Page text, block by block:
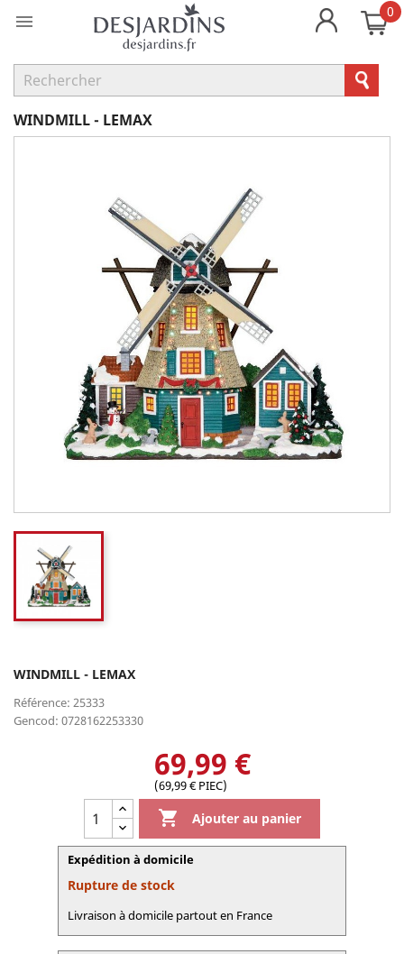
 0
WINDMILL - LEMAX
WINDMILL - LEMAX
Référence: 25333
Gencod: 0728162253330
69,99 €
(69,99 € PIEC)
 Ajouter au panier
Expédition à domicile
Rupture de stock
Livraison à domicile partout en France